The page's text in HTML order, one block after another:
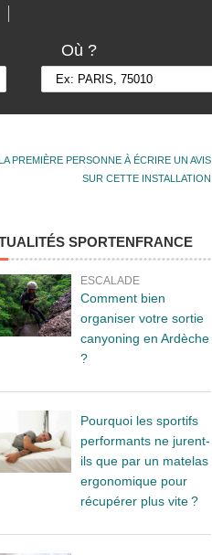
Où ?
PREMIÈRE PERSONNE À ÉCRIRE UN AVIS
SUR CETTE INSTALLATION
SPORTENFRANCE
ESCALADE
Comment bien
organiser votre sortie
canyoning en Ardèche
?
Pourquoi les sportifs
performants ne jurent-
ils que par un matelas
ergonomique pour
récupérer plus vite ?